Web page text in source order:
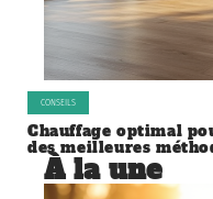
CONSEILS
Chauffage optimal
des meilleures
À la une